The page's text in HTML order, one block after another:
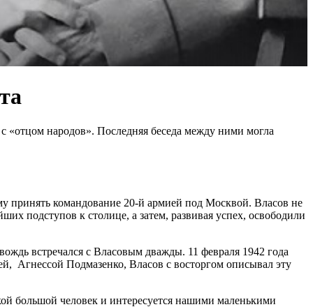
«отцом народов». Последняя беседа между ними могла
принять командование 20-й армией под Москвой. Власов не
подступов к столице, а затем, развивая успех, освободили
встречался с Власовым дважды. 11 февраля 1942 года
Агнессой Подмазенко, Власов с восторгом описывал эту
большой человек и интересуется нашими маленькими